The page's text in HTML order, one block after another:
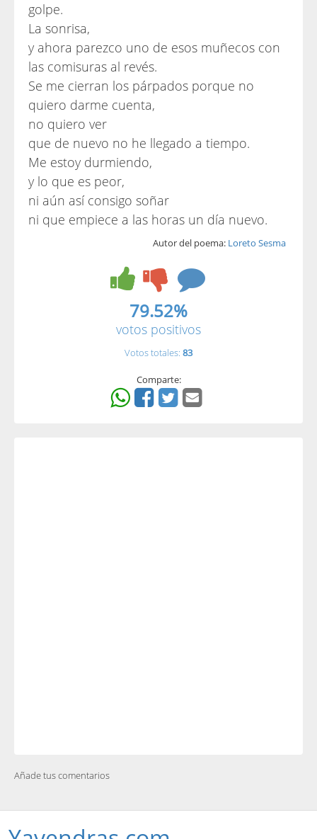
golpe.
La sonrisa,
y ahora parezco uno de esos muñecos con
las comisuras al revés.
Se me cierran los párpados porque no
quiero darme cuenta,
no quiero ver
que de nuevo no he llegado a tiempo.
Me estoy durmiendo,
y lo que es peor,
ni aún así consigo soñar
ni que empiece a las horas un día nuevo.
Autor del poema: Loreto Sesma
79.52%
votos positivos
Votos totales: 83
Comparte:
Añade tus comentarios